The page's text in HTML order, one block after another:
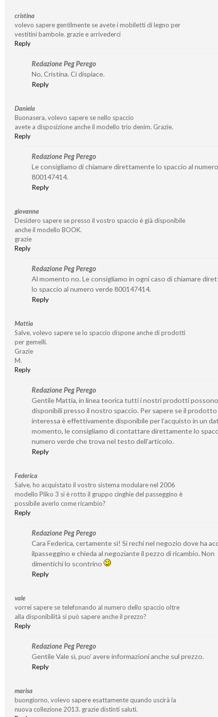
cristina
volevo sapere gentilmente se avete i mobiletti di legno per
vestitini bambole. grazie e arrivederci
Reply
Redazione Peg Perego
No, Cristina. Ci dispiace.
Reply
Daniela
Buonasera, volevo sapere se nello spaccio
avete a disposizione anche il modello trio denim. Grazie.
Reply
Redazione Peg Perego
Le consigliamo di chiamare direttamente lo spaccio al
800147414.
Reply
giovanna
Desidero sapere se presso il vostro spaccio è già disponibile
anche il modello BOOK.
grazie
Reply
Redazione Peg Perego
Al momento no. Le consigliamo in ogni caso di chiamare
lo spaccio al numero verde 800147414.
Reply
Mattia
Salve, volevo sapere se lo spaccio dispone anche di prodotti
per gemelli.
Grazie
M.
Reply
Redazione Peg Perego
Gentile Mattia, in linea teorica tutti i nostri prodotti
disponibili presso il nostro spaccio. Per sapere se il prodotto
interessa è effettivamente disponibile per l’acquisto in un
momento, le consigliamo di contattare direttamente lo
numero verde che trova nel testo dell’articolo.
Reply
Federica
Salve, ho acquistato il vostro sistema modulare nel 2006
modello Pliko 3 si è rotto il gruppo cinghie del passeggino è
possibile averlo come ricambio?
Reply
Redazione Peg Perego
Cara Federica, certamente sì! Si rechi nel negozio dove ha
ilpasseggino e chieda al negoziante il pezzo di ricambio. Non
dimentichi lo scontrino
Reply
vale
vorrei sapere se telefonando al numero dello spaccio oltre
alla disponibilità si può sapere anche il prezzo?
Reply
Redazione Peg Perego
Gentile Vale sì, puo’ avere informazioni anche sul prezzo.
Reply
marisa
buongiorno, volevo sapere esattamente quando uscirà la
nuova collezione 2013. grazie distinti saluti.